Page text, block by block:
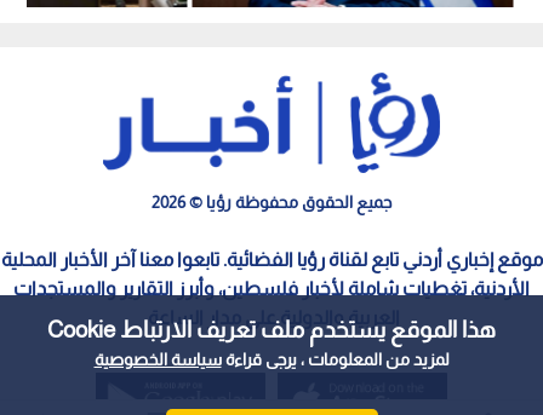
هذا الموقع يستخدم ملف تعريف الارتباط Cookie
لمزيد من المعلومات ، يرجى قراءةسياسة الخصوصية
الاضطرابات لفرض واقع
محل تفاوض
جميع الحقوق محفوظة رؤيا © 2026
موقع إخباري أردني تابع لقناة رؤيا الفضائية. تابعوا معنا آخر الأخبار المحلية
الأردنية، تغطيات شاملة لأخبار فلسطين، وأبرز التقارير والمستجدات
العربية والدولية على مدار الساعة.